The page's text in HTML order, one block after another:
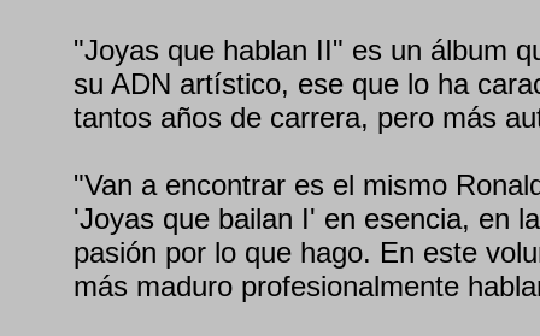
"Joyas que hablan II" es un álbum
su ADN artístico, ese que lo ha
tantos años de carrera, pero más
"Van a encontrar es el mismo
'Joyas que bailan I' en esencia, en
pasión por lo que hago. En este
más maduro profesionalmente